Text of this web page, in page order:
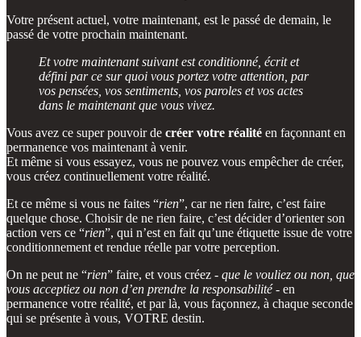
Votre présent actuel, votre maintenant, est le passé de demain, le
passé de votre prochain maintenant.
Et votre maintenant suivant est conditionné, écrit et
défini par ce sur quoi vous portez votre attention, par
vos pensées, vos sentiments, vos paroles et vos actes
dans le maintenant que vous vivez.
Vous avez ce super pouvoir de créer votre réalité en façonnant en
permanence vos maintenant à venir.
Et même si vous essayez, vous ne pouvez vous empêcher de créer,
vous créez continuellement votre réalité.
Et ce même si vous ne faites “rien”, car ne rien faire, c’est faire
quelque chose. Choisir de ne rien faire, c’est décider d’orienter son
action vers ce “rien”, qui n’est en fait qu’une étiquette issue de votre
conditionnement et rendue réelle par votre perception.
On ne peut ne “rien” faire, et vous créez - que le vouliez ou non, que
vous acceptiez ou non d’en prendre la responsabilité- en
permanence votre réalité, et par là, vous façonnez, à chaque seconde
qui se présente à vous, VOTRE destin.